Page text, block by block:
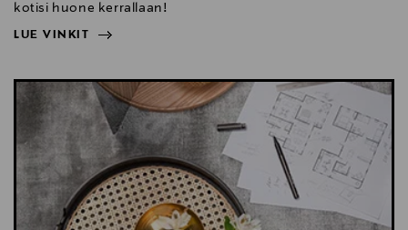
kotisi huone kerrallaan!
LUE VINKIT
LUE VINKIT